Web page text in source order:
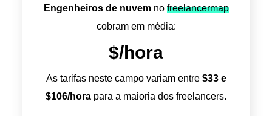
Engenheiros de nuvemno freelancermap
cobram em média:
$/hora
As tarifas neste campo variam entre $33e
$106/hora para a maioria dos freelancers.